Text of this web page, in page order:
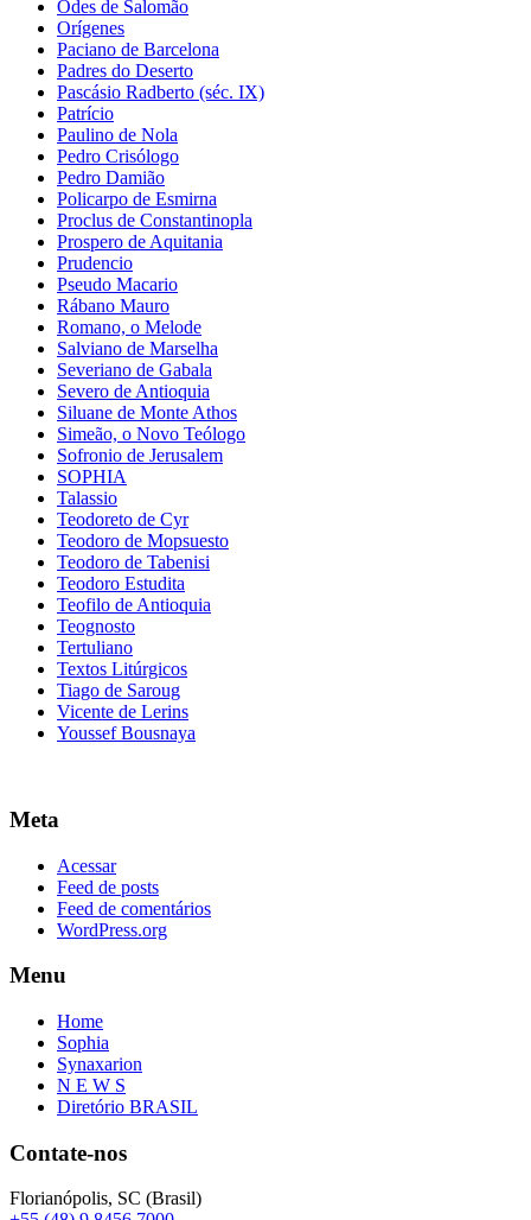
Odes de Salomão
Orígenes
Paciano de Barcelona
Padres do Deserto
Pascásio Radberto (séc. IX)
Patrício
Paulino de Nola
Pedro Crisólogo
Pedro Damião
Policarpo de Esmirna
Proclus de Constantinopla
Prospero de Aquitania
Prudencio
Pseudo Macario
Rábano Mauro
Romano, o Melode
Salviano de Marselha
Severiano de Gabala
Severo de Antioquia
Siluane de Monte Athos
Simeão, o Novo Teólogo
Sofronio de Jerusalem
SOPHIA
Talassio
Teodoreto de Cyr
Teodoro de Mopsuesto
Teodoro de Tabenisi
Teodoro Estudita
Teofilo de Antioquia
Teognosto
Tertuliano
Textos Litúrgicos
Tiago de Saroug
Vicente de Lerins
Youssef Bousnaya
Meta
Acessar
Feed de posts
Feed de comentários
WordPress.org
Menu
Home
Sophia
Synaxarion
N E W S
Diretório BRASIL
Contate-nos
Florianópolis, SC (Brasil)